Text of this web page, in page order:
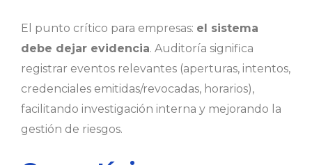
El punto crítico para empresas: el sistema
debe dejar evidencia. Auditoría significa
registrar eventos relevantes (aperturas, intentos,
credenciales emitidas/revocadas, horarios),
facilitando investigación interna y mejorando la
gestión de riesgos.